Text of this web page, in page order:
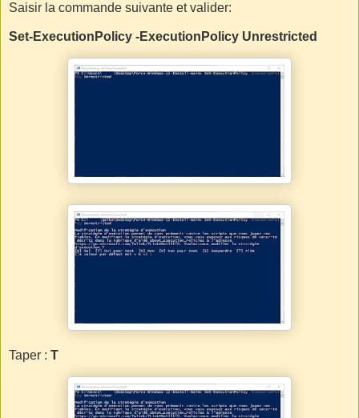
Saisir la commande suivante et valider:
Set-ExecutionPolicy -ExecutionPolicy Unrestricted
Taper : T